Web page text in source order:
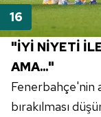
"İYİ NİYETİ
AMA..."
Fenerbahçe'nin
bırakılması